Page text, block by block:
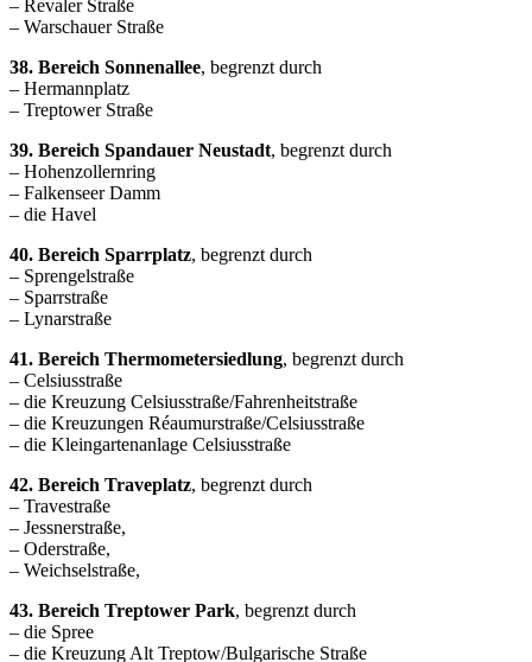
– Revaler Straße
– Warschauer Straße
38. Bereich Sonnenallee, begrenzt durch
– Hermannplatz
– Treptower Straße
39. Bereich Spandauer Neustadt, begrenzt durch
– Hohenzollernring
– Falkenseer Damm
– die Havel
40. Bereich Sparrplatz, begrenzt durch
– Sprengelstraße
– Sparrstraße
– Lynarstraße
41. Bereich Thermometersiedlung, begrenzt durch
– Celsiusstraße
– die Kreuzung Celsiusstraße/Fahrenheitstraße
– die Kreuzungen Réaumurstraße/Celsiusstraße
– die Kleingartenanlage Celsiusstraße
42. Bereich Traveplatz, begrenzt durch
– Travestraße
– Jessnerstraße,
– Oderstraße,
– Weichselstraße,
43. Bereich Treptower Park, begrenzt durch
– die Spree
– die Kreuzung Alt Treptow/Bulgarische Straße